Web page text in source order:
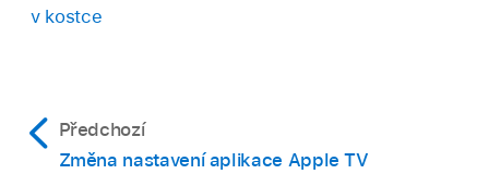
v kostce
Předchozí
Změna nastavení aplikace Apple TV